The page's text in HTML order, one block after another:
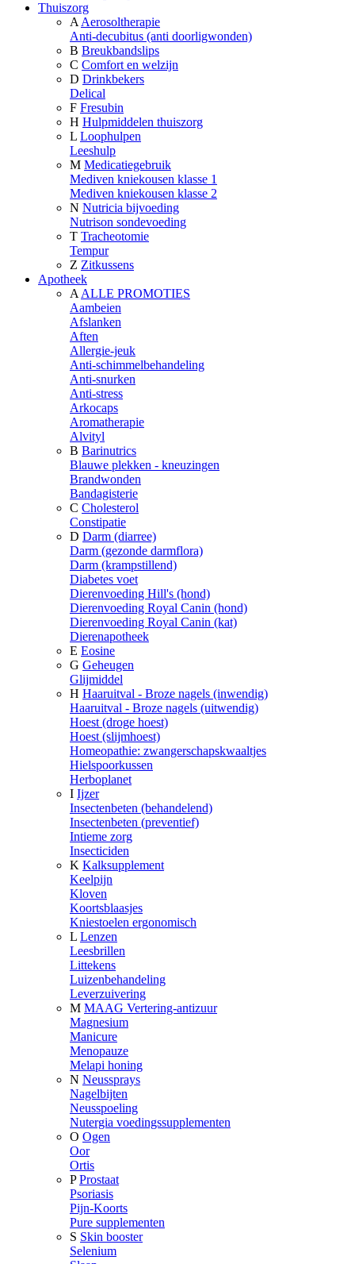
Thuiszorg
A Aerosoltherapie
Anti-decubitus (anti doorligwonden)
B Breukbandslips
C Comfort en welzijn
D Drinkbekers
Delical
F Fresubin
H Hulpmiddelen thuiszorg
L Loophulpen
Leeshulp
M Medicatiegebruik
Mediven kniekousen klasse 1
Mediven kniekousen klasse 2
N Nutricia bijvoeding
Nutrison sondevoeding
T Tracheotomie
Tempur
Z Zitkussens
Apotheek
A ALLE PROMOTIES
Aambeien
Afslanken
Aften
Allergie-jeuk
Anti-schimmelbehandeling
Anti-snurken
Anti-stress
Arkocaps
Aromatherapie
Alvityl
B Barinutrics
Blauwe plekken - kneuzingen
Brandwonden
Bandagisterie
C Cholesterol
Constipatie
D Darm (diarree)
Darm (gezonde darmflora)
Darm (krampstillend)
Diabetes voet
Dierenvoeding Hill's (hond)
Dierenvoeding Royal Canin (hond)
Dierenvoeding Royal Canin (kat)
Dierenapotheek
E Eosine
G Geheugen
Glijmiddel
H Haaruitval - Broze nagels (inwendig)
Haaruitval - Broze nagels (uitwendig)
Hoest (droge hoest)
Hoest (slijmhoest)
Homeopathie: zwangerschapskwaaltjes
Hielspoorkussen
Herboplanet
I Ijzer
Insectenbeten (behandelend)
Insectenbeten (preventief)
Intieme zorg
Insecticiden
K Kalksupplement
Keelpijn
Kloven
Koortsblaasjes
Kniestoelen ergonomisch
L Lenzen
Leesbrillen
Littekens
Luizenbehandeling
Leverzuivering
M MAAG Vertering-antizuur
Magnesium
Manicure
Menopauze
Melapi honing
N Neussprays
Nagelbijten
Neusspoeling
Nutergia voedingssupplementen
O Ogen
Oor
Ortis
P Prostaat
Psoriasis
Pijn-Koorts
Pure supplementen
S Skin booster
Selenium